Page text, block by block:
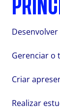
Gerenciar o
Criar
Realizar